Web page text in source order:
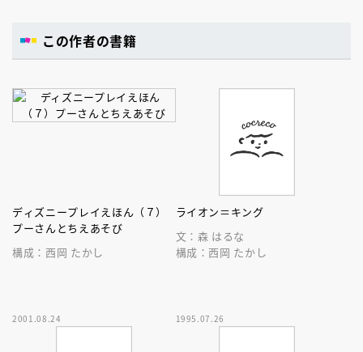
この作者の書籍
ディズニープレイえほん（７）
プーさんとちえあそび
構成：西岡 たかし
2001.08.24
ライオン＝キング
文：森 はるな
構成：西岡 たかし
1995.07.26